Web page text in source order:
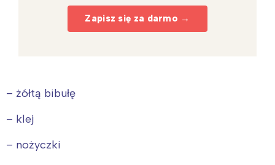
Zapisz się za darmo →
– żółtą bibułę
– klej
– nożyczki